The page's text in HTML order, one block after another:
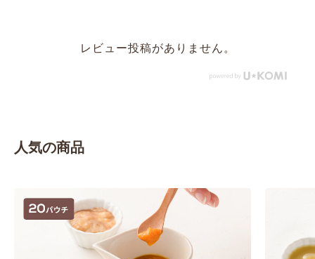
レビュー投稿がありません。
人気の商品